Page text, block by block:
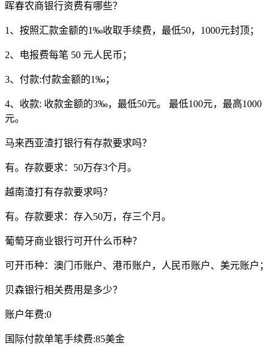
晖春农商银行资费有哪些？
1、按照汇款金额的1‰收取手续费，最低50，1000元封顶；
2、电报费每笔 50 元人民币；
3、付款:付款金额的1‰；
4、收款: 收款金额的3‰，最低50元。 最低100元，最高1000
元。
马来西亚渣打银行有存款要求吗？
有。存款要求：50万存3个月。
越南渣打有存款要求吗？
有。存款要求：存入50万，存三个月。
葡萄牙商业银行可开什么币种？
可开币种：澳门币账户、港币账户，人民币账户、美元账户；
贝森银行相关费用是多少？
账户年费:0
国际付款单笔手续费:85美金